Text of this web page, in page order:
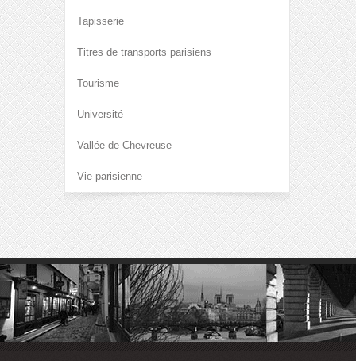
Tapisserie
Titres de transports parisiens
Tourisme
Université
Vallée de Chevreuse
Vie parisienne